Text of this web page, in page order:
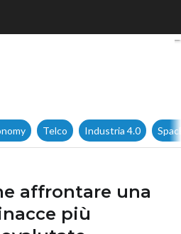
come affrontare
Telco Industria 4.0
affrontare una
più